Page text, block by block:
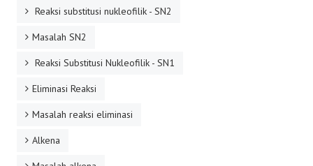
Reaksi substitusi nukleofilik - SN2
Masalah SN2
Reaksi Substitusi Nukleofilik - SN1
Eliminasi Reaksi
Masalah reaksi eliminasi
Alkena